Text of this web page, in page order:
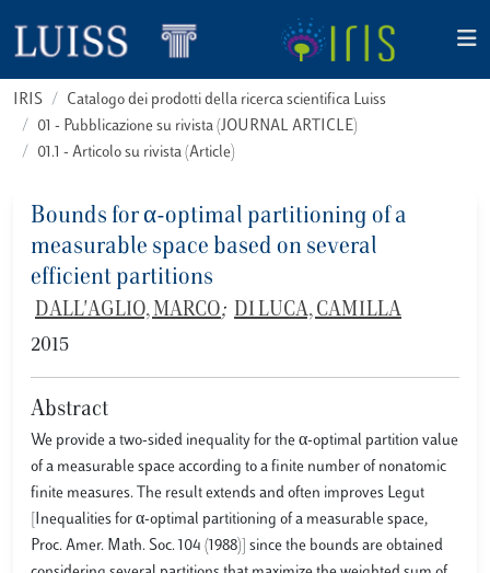
IRIS
Catalogo dei prodotti della ricerca scientifica Luiss
01 - Pubblicazione su rivista (JOURNAL ARTICLE)
01.1 - Articolo su rivista (Article)
Bounds for α-optimal partitioning of a
measurable space based on several
efficient partitions
DALL'AGLIO, MARCO; DI LUCA, CAMILLA
2015
Abstract
We provide a two-sided inequality for the α-optimal partition value
of a measurable space according to a finite number of nonatomic
finite measures. The result extends and often improves Legut
[Inequalities for α-optimal partitioning of a measurable space,
Proc. Amer. Math. Soc. 104 (1988)] since the bounds are obtained